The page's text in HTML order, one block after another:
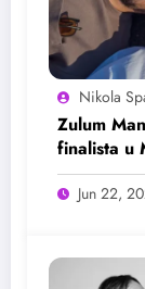
Nikola
Zulum
finalista u
Jun 22,